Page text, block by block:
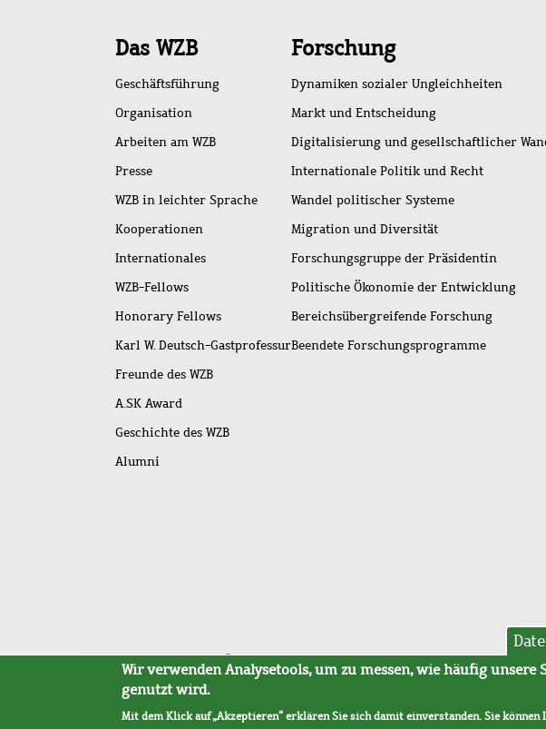
Schnellzugriff
Das WZB
Geschäftsführung
Organisation
Arbeiten am WZB
Presse
WZB in leichter Sprache
Kooperationen
Internationales
WZB-Fellows
Honorary Fellows
Karl W. Deutsch-Gastprofessur
Freunde des WZB
A.SK Award
Geschichte des WZB
Alumni
Forschung
Dynamiken sozialer Ungleichheiten
Markt und Entscheidung
Digitalisierung und gesellschaftlicher
Internationale Politik und Recht
Wandel politischer Systeme
Migration und Diversität
Forschungsgruppe der Präsidentin
Politische Ökonomie der Entwicklung
Bereichsübergreifende Forschung
Beendete Forschungsprogramme
Fußleistenmenü
SitemapBarrierefreiheitImpressumDatenschutzAVB
Wir verwenden Analysetools, um zu messen, wie häufig unsere
genutzt wird.
Mit dem Klick auf „Akzeptieren“ erklären Sie sich damit einverstanden. Sie